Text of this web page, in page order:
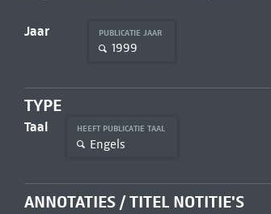
Jaar PUBLICATIE JAAR
1999
TYPE
Taal HEEFT PUBLICATIE TAAL
Engels
ANNOTATIES / TITEL NOTITIE'S